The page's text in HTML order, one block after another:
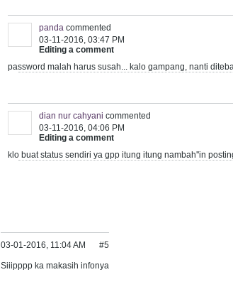
panda commented
03-11-2016, 03:47 PM
Editing a comment
password malah harus susah... kalo gampang, nanti
dian nur cahyani commented
03-11-2016, 04:06 PM
Editing a comment
klo buat status sendiri ya gpp itung itung nambah''in
#5
03-01-2016, 11:04 AM
Siiipppp ka makasih infonya